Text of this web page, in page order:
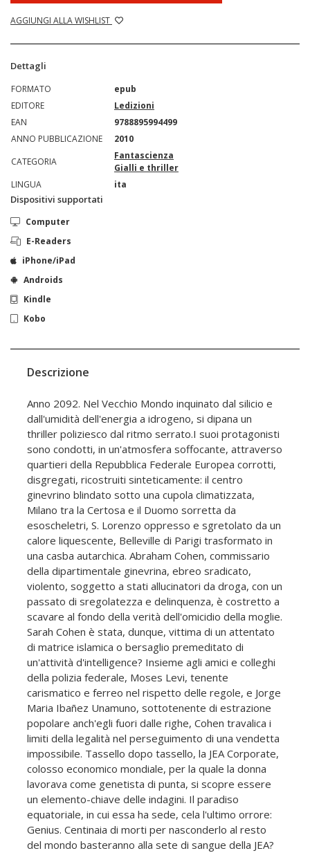
AGGIUNGI ALLA WISHLIST
Dettagli
FORMATO
epub
EDITORE
Ledizioni
EAN
9788895994499
ANNO PUBBLICAZIONE
2010
CATEGORIA
Fantascienza
Gialli e thriller
LINGUA
ita
Dispositivi supportati
Computer
E-Readers
iPhone/iPad
Androids
Kindle
Kobo
Descrizione
Anno 2092. Nel Vecchio Mondo inquinato dal silicio e
dall'umidità dell'energia a idrogeno, si dipana un
thriller poliziesco dal ritmo serrato.I suoi protagonisti
sono condotti, in un'atmosfera soffocante, attraverso
quartieri della Repubblica Federale Europea corrotti,
disgregati, ricostruiti sinteticamente: il centro
ginevrino blindato sotto una cupola climatizzata,
Milano tra la Certosa e il Duomo sorretta da
esoscheletri, S. Lorenzo oppresso e sgretolato da un
calore liquescente, Belleville di Parigi trasformato in
una casba autarchica. Abraham Cohen, commissario
della dipartimentale ginevrina, ebreo sradicato,
violento, soggetto a stati allucinatori da droga, con un
passato di sregolatezza e delinquenza, è costretto a
scavare al fondo della verità dell'omicidio della moglie.
Sarah Cohen è stata, dunque, vittima di un attentato
di matrice islamica o bersaglio premeditato di
un'attività d'intelligence? Insieme agli amici e colleghi
della polizia federale, Moses Levi, tenente
carismatico e ferreo nel rispetto delle regole, e Jorge
Maria Ibañez Unamuno, sottotenente di estrazione
popolare anch'egli fuori dalle righe, Cohen travalica i
limiti della legalità nel perseguimento di una vendetta
impossibile. Tassello dopo tassello, la JEA Corporate,
colosso economico mondiale, per la quale la donna
lavorava come genetista di punta, si scopre essere
un elemento-chiave delle indagini. Il paradiso
equatoriale, in cui essa ha sede, cela l'ultimo orrore:
Genius. Centinaia di morti per nasconderlo al resto
del mondo basteranno alla sete di sangue della JEA?